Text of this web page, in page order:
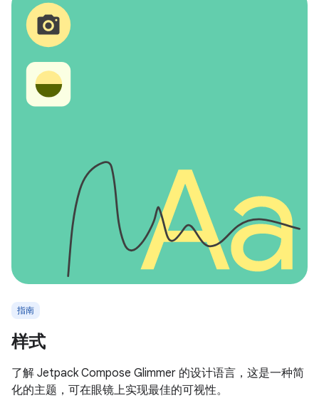
指南
样式
了解 Jetpack Compose Glimmer 的设计语言，这是一种简
化的主题，可在眼镜上实现最佳的可视性。